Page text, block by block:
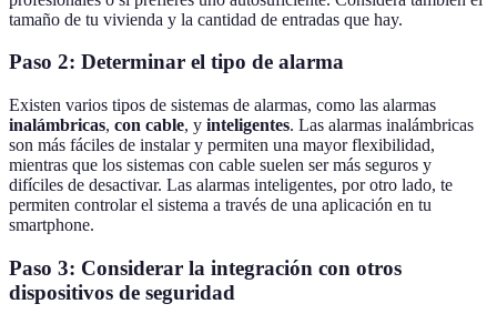
tamaño de tu vivienda y la cantidad de entradas que hay.
Paso 2: Determinar el tipo de alarma
Existen varios tipos de sistemas de alarmas, como las alarmas
inalámbricas, con cable, y inteligentes. Las alarmas inalámbricas
son más fáciles de instalar y permiten una mayor flexibilidad,
mientras que los sistemas con cable suelen ser más seguros y
difíciles de desactivar. Las alarmas inteligentes, por otro lado, te
permiten controlar el sistema a través de una aplicación en tu
smartphone.
Paso 3: Considerar la integración con otros
dispositivos de seguridad